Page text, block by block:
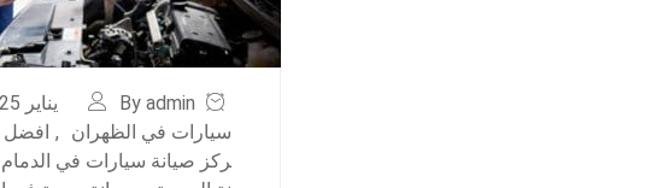
By admin يناير 25, 2021
سيارات في الظهران
, افضل
ركز صيانة سيارات في الدمام